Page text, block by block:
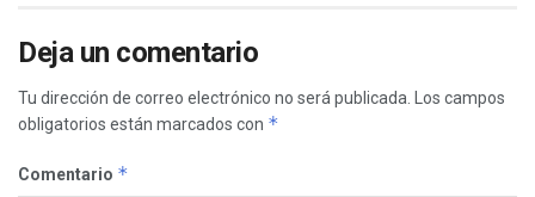
Deja un comentario
Tu dirección de correo electrónico no será publicada.
Los campos
obligatorios están marcados con *
Comentario *